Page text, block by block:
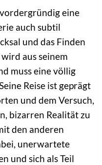
eine
auch subtil
und das Finden
aus seinem
muss eine völlig
Reise ist geprägt
und dem Versuch,
bizarren Realität zu
den anderen
unerwartete
und sich als Teil